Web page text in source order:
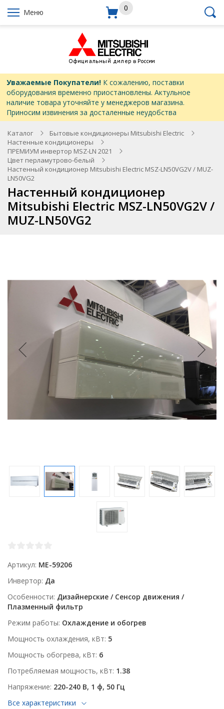
Меню 0
Уважаемые Покупатели!К сожалению, поставки
оборудования временно приостановлены. Актульное
наличие товара уточняйте у менеджеров магазина.
Приносим извинения за досталенные неудобства
Каталог
Бытовые кондиционеры Mitsubishi Electric
Настенные кондиционеры
ПРЕМИУМ инвертор MSZ-LN 2021
Цвет перламутрово-белый
Настенный кондиционер Mitsubishi Electric MSZ-LN50VG2V / MUZ-
LN50VG2
Настенный кондиционер
Mitsubishi Electric MSZ-LN50VG2V /
MUZ-LN50VG2
Артикул ME-59206
Инвертор Да
Особенности Дизайнерские / Сенсор движения /
Плазменный фильтр
Режим работы Охлаждение и обогрев
Мощность охлаждения, кВт 5
Мощность обогрева, кВт 6
Потребляемая мощность, кВт 1.38
Напряжение 220-240 В, 1 ф, 50 Гц
Все характеристики